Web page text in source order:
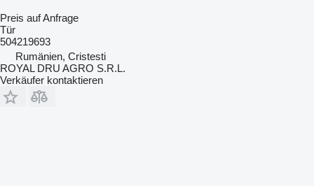
Preis auf Anfrage
Tür
504219693
Rumänien, Cristesti
ROYAL DRU AGRO S.R.L.
Verkäufer kontaktieren